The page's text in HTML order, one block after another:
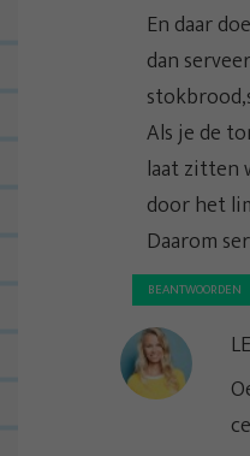
En daar
dan
Als je de
laat zitten
door het
Daarom
BEANTWOORDEN